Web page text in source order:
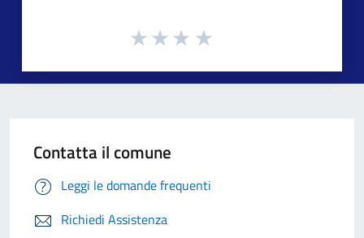
Contatta il comune
Leggi le domande frequenti
Richiedi Assistenza